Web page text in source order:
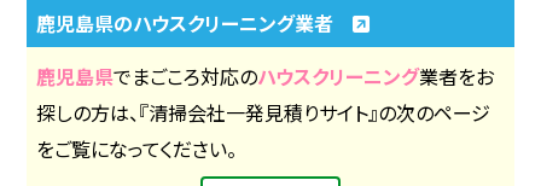
鹿児島県のハウスクリーニング業者
鹿児島県でまごころ対応のハウスクリーニング業者をお
探しの方は、『清掃会社一発見積りサイト』の次のページ
をご覧になってください。